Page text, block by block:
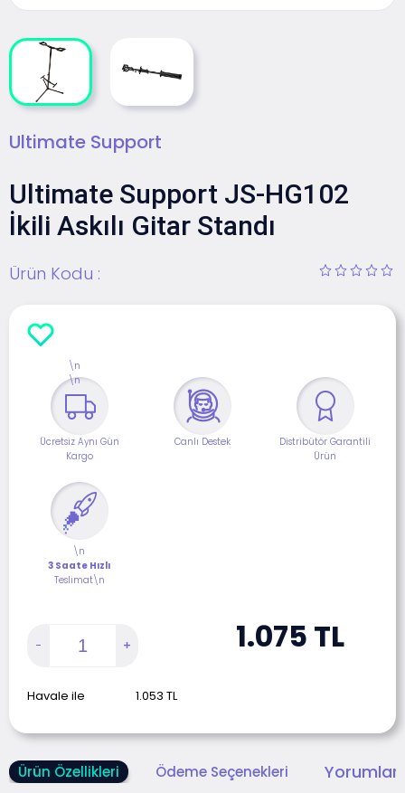
Ultimate Support
Ultimate Support JS-HG102
İkili Askılı Gitar Standı
Ürün Kodu :
Ücretsiz Aynı Gün
Kargo
Canlı Destek
Distribütör Garantili
Ürün
\n
3 Saate Hızlı
Teslimat\n
\n
\n
1.075 TL
Havale ile 1.053 TL
Ürün Özellikleri Ödeme Seçenekleri